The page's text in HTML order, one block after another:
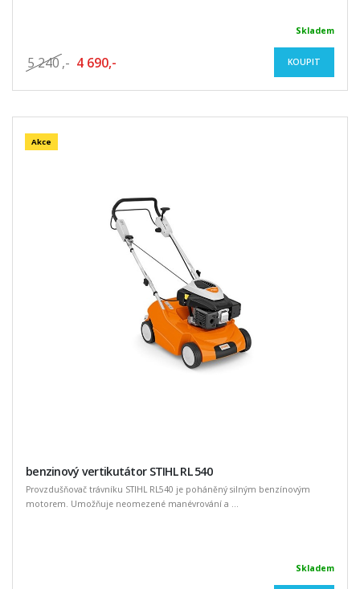
Skladem
5 240,- 4 690,- KOUPIT
Akce
benzinový vertikutátor STIHL RL 540
Provzdušňovač trávníku STIHL RL540 je poháněný silným benzínovým
motorem. Umožňuje neomezené manévrování a ...
Skladem